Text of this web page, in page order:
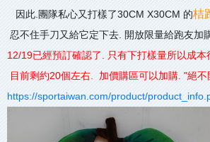
因此.團隊私心又打樣了30CM X30CM 的桔
忍不住手刀又給它定下去. 開放限量給跑友加
12/19已經預訂確認了. 只有下打樣量所以成
目前剩約20個左右. 加價購區可以加購. "絕不
https://sportaiwan.com/product/